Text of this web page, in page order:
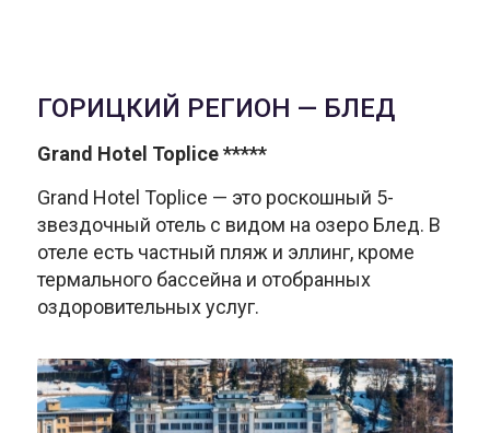
ГОРИЦКИЙ РЕГИОН — БЛЕД
Grand Hotel Toplice *****
Grand Hotel Toplice — это роскошный 5-
звездочный отель с видом на озеро Блед. В
отеле есть частный пляж и эллинг, кроме
термального бассейна и отобранных
оздоровительных услуг.